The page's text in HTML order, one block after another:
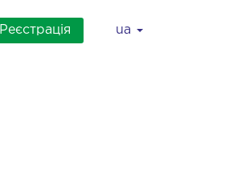
ua
Реєстрація